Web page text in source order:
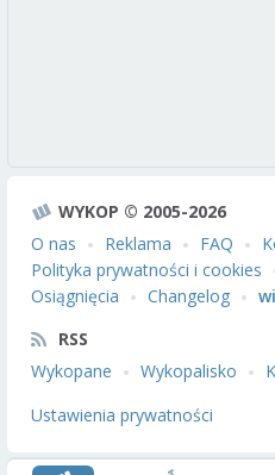
WYKOP © 2005-2026
O nas
Reklama FAQ
Polityka prywatności i cookies
Osiągnięcia
Changelog
RSS
Wykopane
Wykopalisko
Ustawienia prywatności